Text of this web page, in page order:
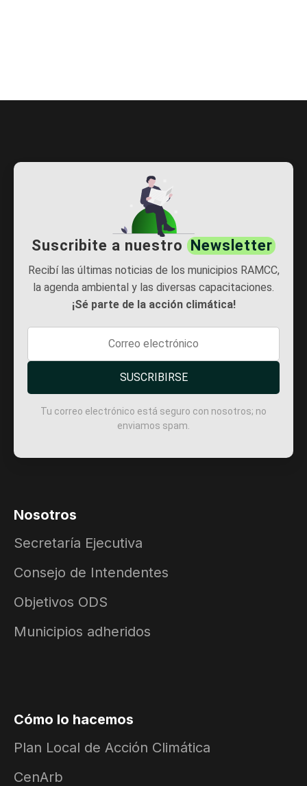
Suscribite a nuestro Newsletter
Recibí las últimas noticias de los municipios RAMCC,
la agenda ambiental y las diversas capacitaciones.
¡Sé parte de la acción climática!
SUSCRIBIRSE
Tu correo electrónico está seguro con nosotros; no
enviamos spam.
Nosotros
Secretaría Ejecutiva
Consejo de Intendentes
Objetivos ODS
Municipios adheridos
Cómo lo hacemos
Plan Local de Acción Climática
CenArb